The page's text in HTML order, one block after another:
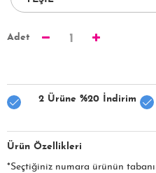
Adet 1
2 Ürüne %20 İndirim
Ürün Özellikleri
*Seçtiğiniz numara ürünün